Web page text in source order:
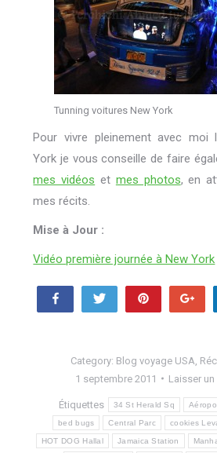
Tunning voitures New York
Pour vivre pleinement avec moi
York je vous conseille de faire
mes vidéos et mes photos, en
mes récits.
Mise à Jour :
Vidéo première journée à New York
Partagez Tweetez Enregistrer
Category: Blog voyage USA
1 septembre 2011
Laisser
Étiquettes 34 St Herald Sq
bed bugs Central Parc cookies
HOT DOG Hallal Jamaica Station